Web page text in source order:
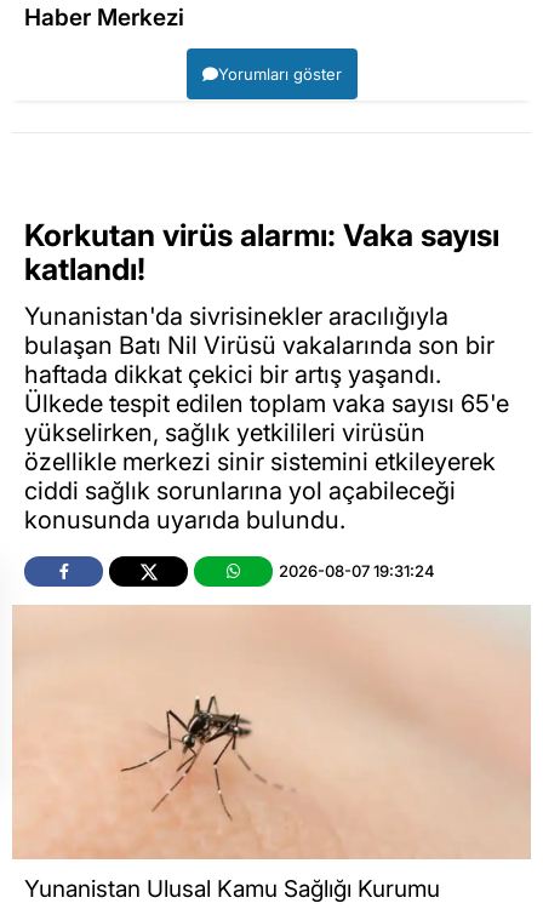
Haber Merkezi
Yorumları göster
Korkutan virüs alarmı: Vaka sayısı
katlandı!
Yunanistan'da sivrisinekler aracılığıyla
bulaşan Batı Nil Virüsü vakalarında son bir
haftada dikkat çekici bir artış yaşandı.
Ülkede tespit edilen toplam vaka sayısı 65'e
yükselirken, sağlık yetkilileri virüsün
özellikle merkezi sinir sistemini etkileyerek
ciddi sağlık sorunlarına yol açabileceği
konusunda uyarıda bulundu.
2026-08-07 19:31:24
Yunanistan Ulusal Kamu Sağlığı Kurumu